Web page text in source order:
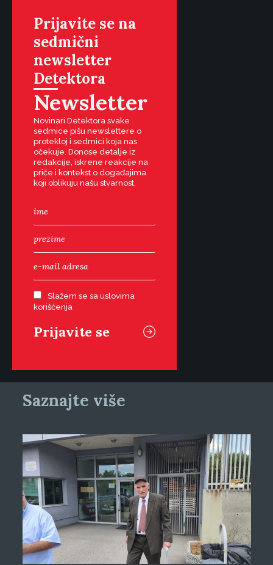
Prijavite se na
sedmični
newsletter
Detektora
Newsletter
Novinari Detektora svake
sedmice pišu newslettere o
protekloj i sedmici koja nas
očekuje. Donose detalje iz
redakcije, iskrene reakcije na
priče i kontekst o događajima
koji oblikuju našu stvarnost.
Slažem se sa uslovima
korišćenja
Saznajte više